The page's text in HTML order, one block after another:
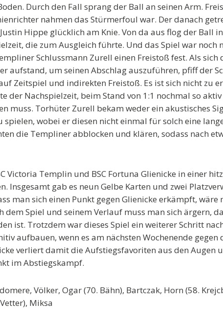
Durch den Fall sprang der Ball an seinen Arm.
nahmen das Stürmerfoul war. Der danach
Hippe glücklich am Knie. Von da aus flog der Ball
die zum Ausgleich führte. Und das Spiel war noch
Schlussmann Zurell einen Freistoß fest. Als sich
aufstand, um seinen Abschlag auszuführen, pfiff der
Zeitspiel und indirekten Freistoß. Es ist sich nicht zu
der Nachspielzeit, beim Stand von 1:1 nochmal so
muss. Torhüter Zurell bekam weder ein akustisches
spielen, wobei er diesen nicht einmal für solch eine
die Templiner abblocken und klären, sodass nach
Victoria Templin und BSC Fortuna Glienicke in einer
Insgesamt gab es neun Gelbe Karten und zwei
man sich einen Punkt gegen Glienicke erkämpft, wäre
dem Spiel und seinem Verlauf muss man sich ärgern,
ist. Trotzdem war dieses Spiel ein weiterer Schritt
aufbauen, wenn es am nächsten Wochenende gegen
verliert damit die Aufstiegsfavoriten aus den Augen
im Abstiegskampf.
Völker, Ogar (70. Bähn), Bartczak, Horn (58.
Miksa